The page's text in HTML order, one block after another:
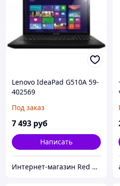
Lenovo IdeaPad G510A 59-
402569
Под заказ
7 493 руб
Написать
Интернет-магазин Red Storm